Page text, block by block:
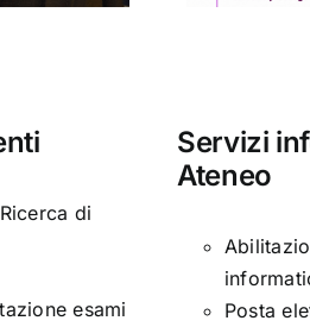
di
esami
Servizi
Ateneo
Posta